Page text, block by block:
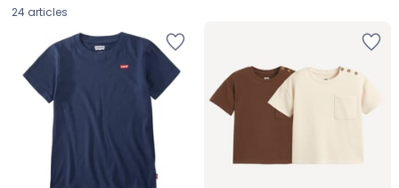
24 articles